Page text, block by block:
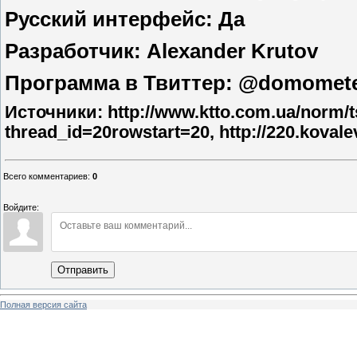
Русский интерфейс: Да
Разработчик: Alexander Krutov
Программа в Твиттер:
Источники: http://www.ktto.com.ua/
thread_id=20rowstart=20, http://
Всего комментариев: 0
Войдите:
Отправить
Полная версия сайта